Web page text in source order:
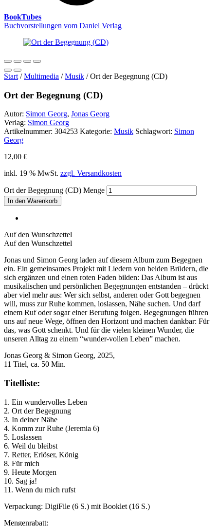
BookTubes
Buchvorstellungen vom Daniel Verlag
Start /Multimedia /Musik / Ort der Begegnung (CD)
Ort der Begegnung (CD)
Autor: Simon Georg, Jonas Georg
Verlag: Simon Georg
Artikelnummer: 304253 Kategorie: Musik Schlagwort: Simon
Georg
12,00 €
inkl. 19 % MwSt. zzgl. Versandkosten
Ort der Begegnung (CD) Menge
In den Warenkorb
Auf den Wunschzettel
Auf den Wunschzettel
Jonas und Simon Georg laden auf diesem Album zum Begegnen
ein. Ein gemeinsames Projekt mit Liedern von beiden Brüdern, die
sich ergänzen und einen roten Faden bilden: Das Album ist aus
musikalischen und persönlichen Begegnungen entstanden – drückt
aber viel mehr aus: Wer sich selbst, anderen oder Gott begegnen
will, muss zur Ruhe kommen, loslassen, Nähe suchen. Und darf
einem Ruf oder sogar einer Berufung folgen. Begegnungen führen
uns auf neue Wege, öffnen den Horizont und machen dankbar: Für
das, was Gott schenkt. Und für die vielen kleinen Wunder, die
unseren Alltag zu einem “wunder-vollen Leben” machen.
Jonas Georg & Simon Georg, 2025,
11 Titel, ca. 50 Min.
Titelliste:
1. Ein wundervolles Leben
2. Ort der Begegnung
3. In deiner Nähe
4. Komm zur Ruhe (Jeremia 6)
5. Loslassen
6. Weil du bleibst
7. Retter, Erlöser, König
8. Für mich
9. Heute Morgen
10. Sag ja!
11. Wenn du mich rufst
Verpackung: DigiFile (6 S.) mit Booklet (16 S.)
Mengenrabatt: